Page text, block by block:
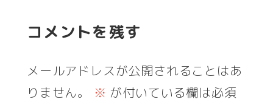
コメントを残す
メールアドレスが公開されることはあ
りません。
※ が付いている欄は必須